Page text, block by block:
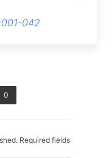
042
0
Required fields